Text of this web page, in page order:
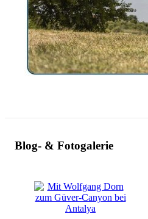
Blog- & Fotogalerie